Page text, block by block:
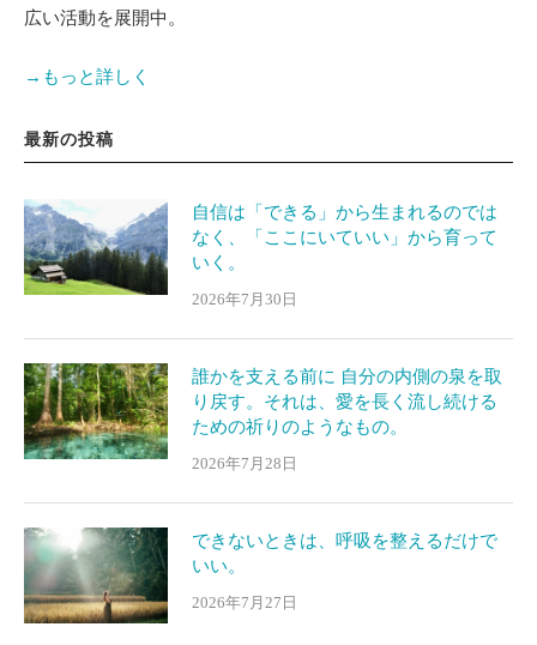
広い活動を展開中。
→もっと詳しく
最新の投稿
自信は「できる」から生まれるのでは
なく、「ここにいていい」から育って
いく。
2026年7月30日
誰かを支える前に 自分の内側の泉を取
り戻す。それは、愛を長く流し続ける
ための祈りのようなもの。
2026年7月28日
できないときは、呼吸を整えるだけで
いい。
2026年7月27日